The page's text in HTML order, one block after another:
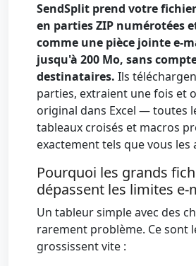
SendSplit prend votre
en parties ZIP numérotées
comme une pièce jointe e-
jusqu'à 200 Mo, sans
destinataires. Ils
parties, extraient une fois et
original dans Excel — toutes
tableaux croisés et macros
exactement tels que vous les
Pourquoi les grands
dépassent les limites e-
Un tableur simple avec des
rarement problème. Ce sont
grossissent vite :